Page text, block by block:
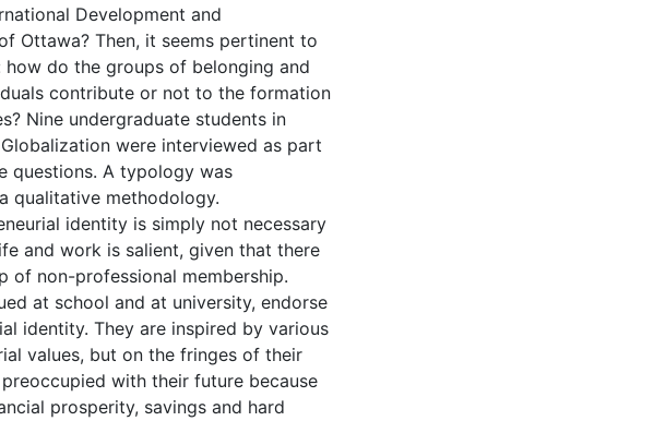
Development and
Ottawa? Then, it seems pertinent to
do the groups of belonging and
contribute or not to the formation
Nine undergraduate students in
were interviewed as part
questions. A typology was
qualitative methodology.
identity is simply not necessary
and work is salient, given that there
of non-professional membership.
at school and at university, endorse
identity. They are inspired by various
values, but on the fringes of their
with their future because
prosperity, savings and hard